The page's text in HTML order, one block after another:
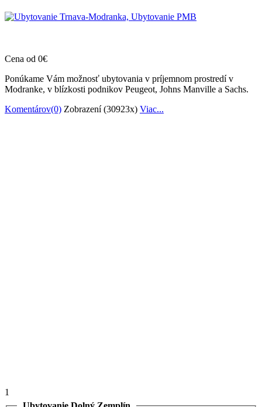
Cena od 0€
Ponúkame Vám možnosť ubytovania v príjemnom prostredí v
Modranke, v blízkosti podnikov Peugeot, Johns Manville a Sachs.
Komentárov(0) Zobrazení (30923x) Viac...
1